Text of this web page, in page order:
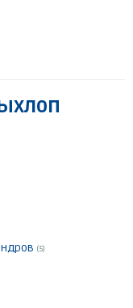
(5)